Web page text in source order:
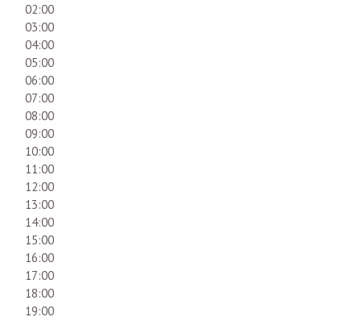
02:00
03:00
04:00
05:00
06:00
07:00
08:00
09:00
10:00
11:00
12:00
13:00
14:00
15:00
16:00
17:00
18:00
19:00